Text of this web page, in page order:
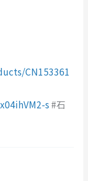
CN153361
s #石